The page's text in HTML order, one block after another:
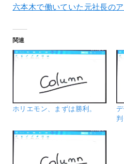
六本木で働いていた元社長の
関連
ホリエモン、まずは勝利。
判